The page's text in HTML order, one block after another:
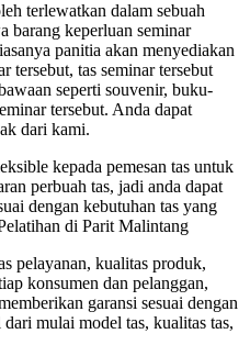
terlewatkan dalam sebuah
barang keperluan seminar
panitia akan menyediakan
tersebut, tas seminar tersebut
seperti souvenir, buku-
tersebut. Anda dapat
dari kami.
kepada pemesan tas untuk
perbuah tas, jadi anda dapat
dengan kebutuhan tas yang
di Parit Malintang
pelayanan, kualitas produk,
konsumen dan pelanggan,
garansi sesuai dengan
mulai model tas, kualitas tas,